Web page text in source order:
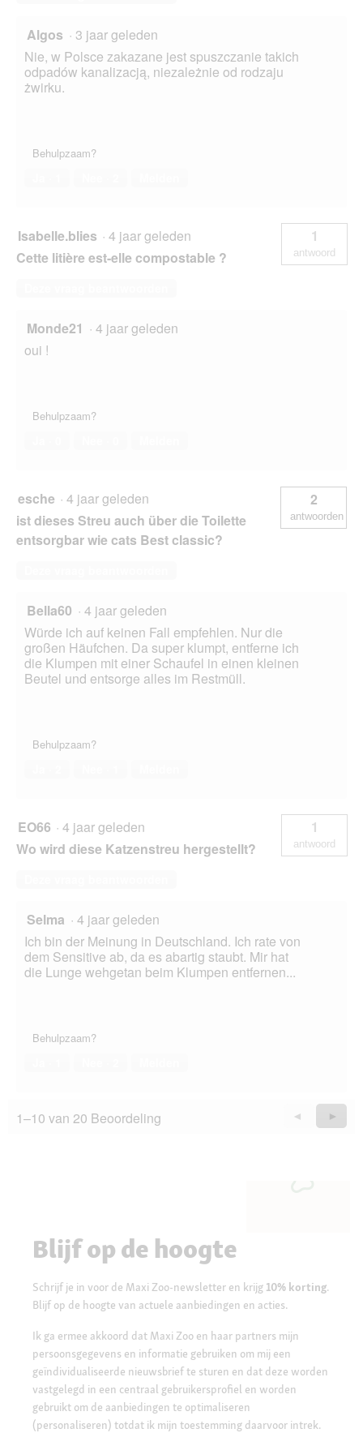
Algos · 3 jaar geleden
Nie, w Polsce zakazane jest spuszczanie takich
odpadów kanalizacją, niezależnie od rodzaju
żwirku.
Behulpzaam?
Isabelle.blies · 4 jaar geleden
Cette litière est-elle compostable ?
1
antwoord
Monde21 · 4 jaar geleden
oui !
Behulpzaam?
esche · 4 jaar geleden
ist dieses Streu auch über die Toilette
entsorgbar wie cats Best classic?
2
antwoorden
Bella60 · 4 jaar geleden
Würde ich auf keinen Fall empfehlen. Nur die
großen Häufchen. Da super klumpt, entferne ich
die Klumpen mit einer Schaufel in einen kleinen
Beutel und entsorge alles im Restmüll.
Behulpzaam?
EO66 · 4 jaar geleden
Wo wird diese Katzenstreu hergestellt?
1
antwoord
Selma · 4 jaar geleden
Ich bin der Meinung in Deutschland. Ich rate von
dem Sensitive ab, da es abartig staubt. Mir hat
die Lunge wehgetan beim Klumpen entfernen...
Behulpzaam?
1–10 van 20 Beoordeling
Vorige
Questions
◄ ►
Blijf op de hoogte
Schrijf je in voor de Maxi Zoo-newsletter en krijg 10% korting.
Blijf op de hoogte van actuele aanbiedingen en acties.
Ik ga ermee akkoord dat Maxi Zoo en haar partners mijn
persoonsgegevens en informatie gebruiken om mij een
geïndividualiseerde nieuwsbrief te sturen en dat deze worden
vastgelegd in een centraal gebruikersprofiel en worden
gebruikt om de aanbiedingen te optimaliseren
(personaliseren) totdat ik mijn toestemming daarvoor intrek.